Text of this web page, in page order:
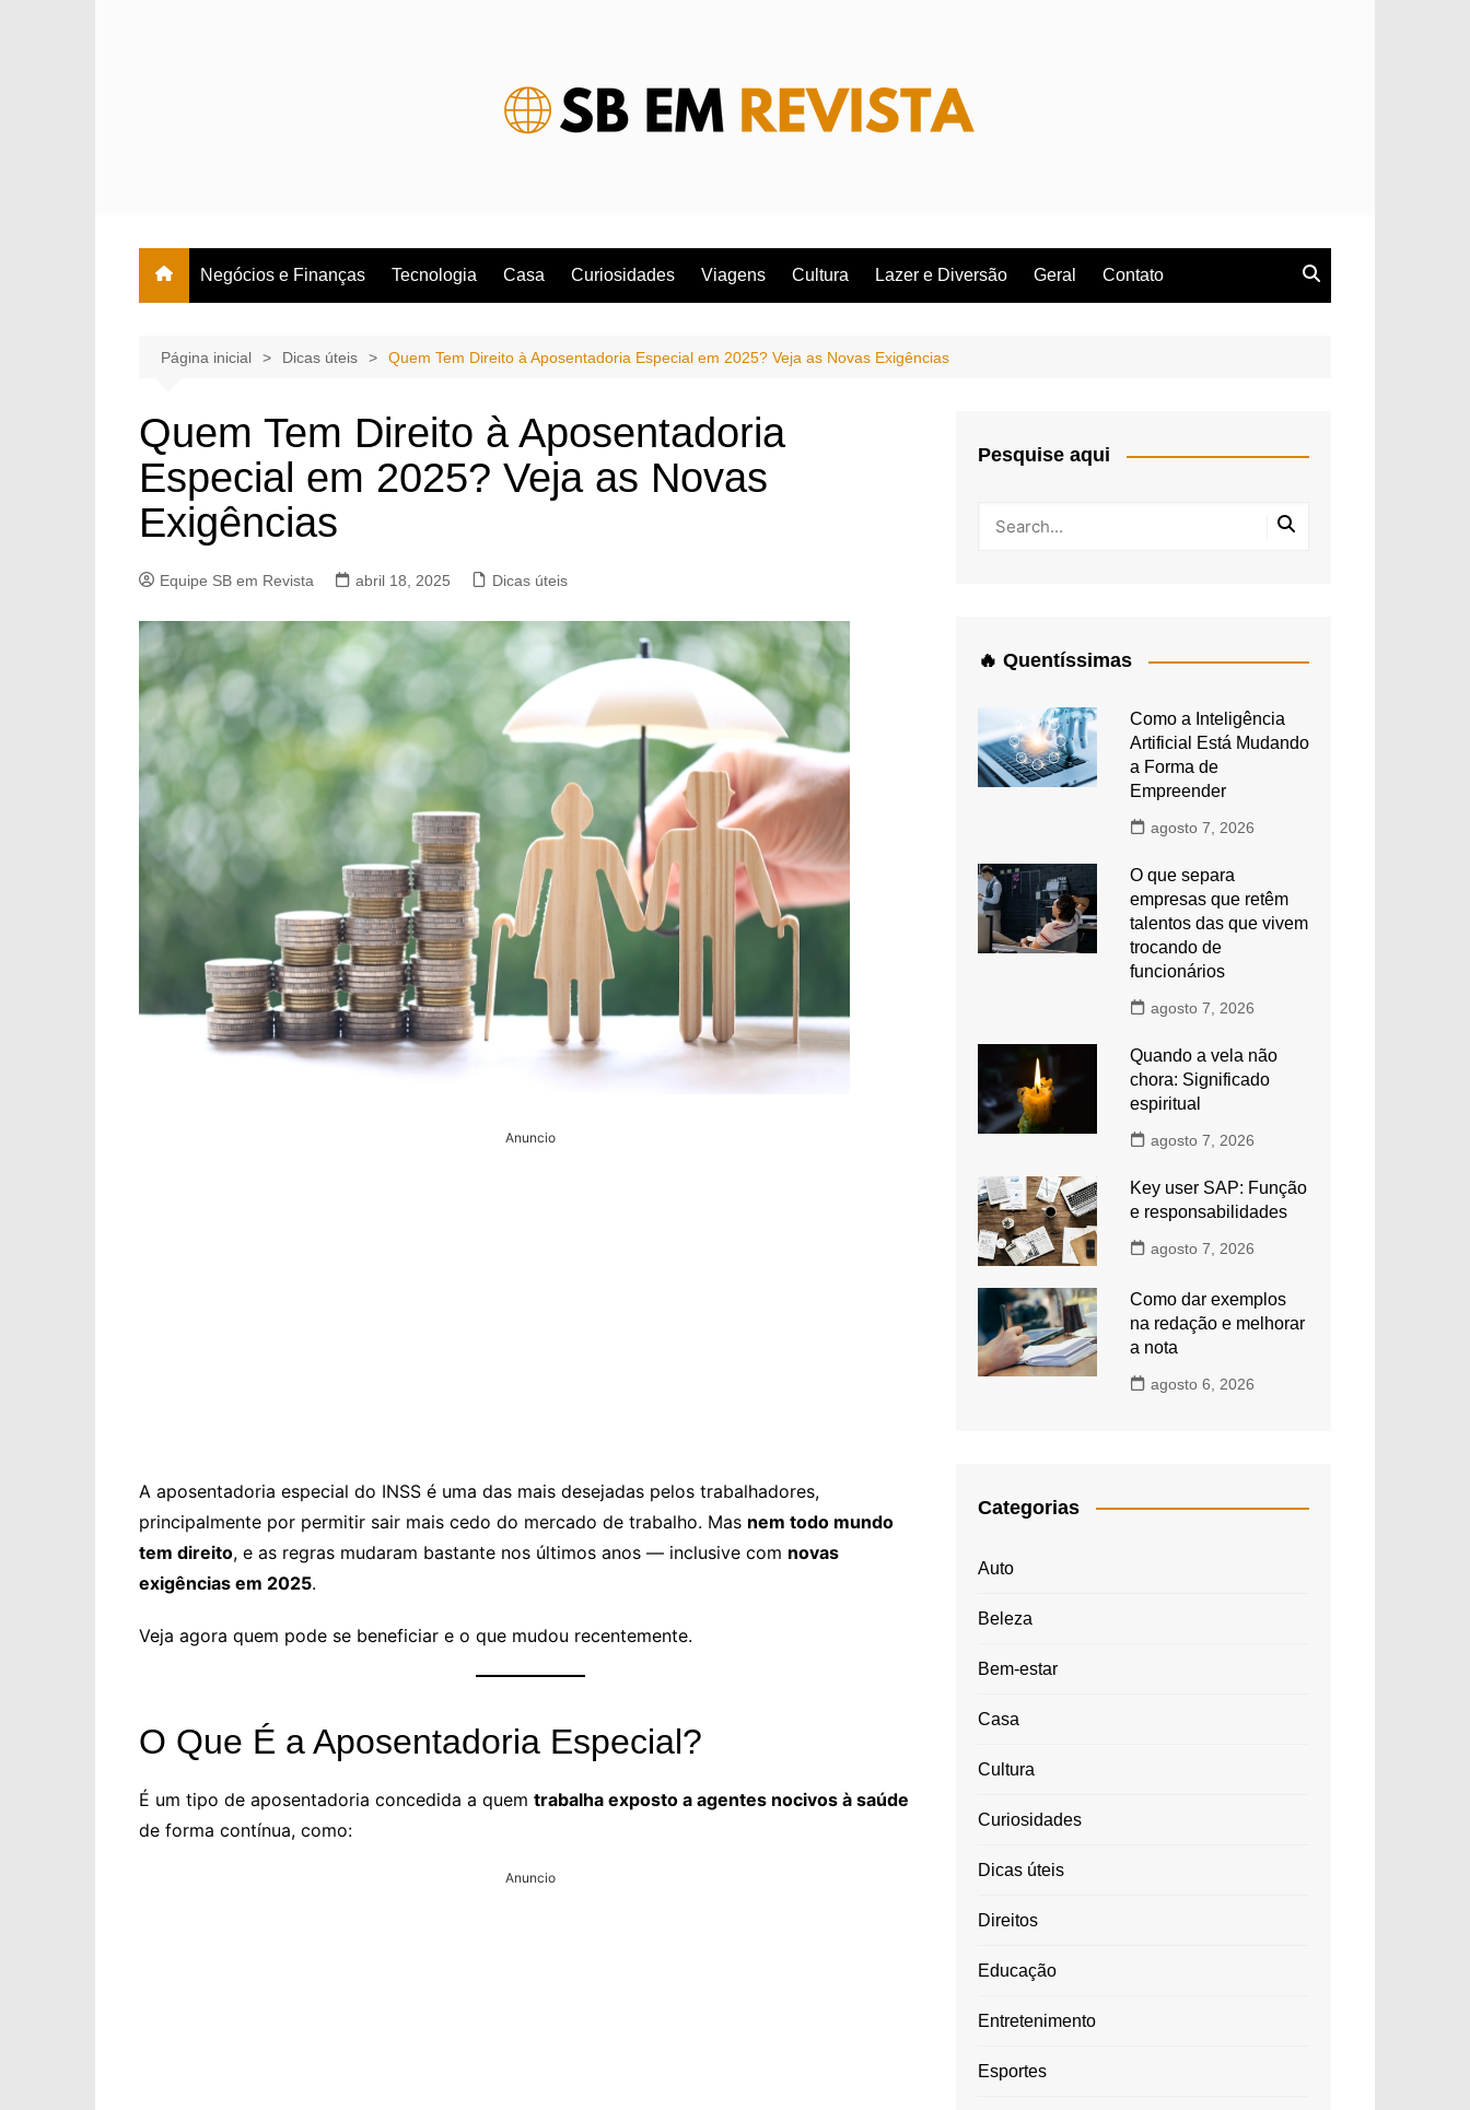
Negócios e Finanças Tecnologia Casa Curiosidades Viagens Cultura Lazer e Diversão Geral Contato
Página inicial Dicas úteis Quem Tem Direito à Aposentadoria Especial em 2025? Veja as Novas Exigências
Quem Tem Direito à Aposentadoria
Especial em 2025? Veja as Novas
Exigências
Equipe SB em Revista abril 18, 2025 Dicas úteis
Anuncio
A aposentadoria especial do INSS é uma das mais desejadas pelos trabalhadores,
principalmente por permitir sair mais cedo do mercado de trabalho. Mas nem todo mundo
tem direito, e as regras mudaram bastante nos últimos anos — inclusive com novas
exigências em 2025.
Veja agora quem pode se beneficiar e o que mudou recentemente.
O Que É a Aposentadoria Especial?
É um tipo de aposentadoria concedida a quem trabalha exposto a agentes nocivos à saúde
de forma contínua, como:
Anuncio
Pesquise aqui
🔥 Quentíssimas
Como a Inteligência
Artificial Está Mudando
a Forma de
Empreender
agosto 7, 2026
O que separa
empresas que retêm
talentos das que vivem
trocando de
funcionários
agosto 7, 2026
Quando a vela não
chora: Significado
espiritual
agosto 7, 2026
Key user SAP: Função
e responsabilidades
agosto 7, 2026
Como dar exemplos
na redação e melhorar
a nota
agosto 6, 2026
Categorias
Auto
Beleza
Bem-estar
Casa
Cultura
Curiosidades
Dicas úteis
Direitos
Educação
Entretenimento
Esportes